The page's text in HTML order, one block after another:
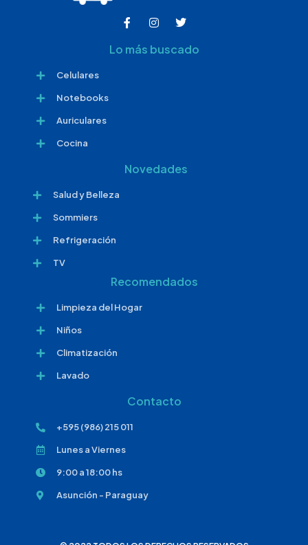
Lo más buscado
Celulares
Notebooks
Auriculares
Cocina
Novedades
Salud y Belleza
Sommiers
Refrigeración
TV
Recomendados
Limpieza del Hogar
Niños
Climatización
Lavado
Contacto
+595 (986) 215 011
Lunes a Viernes
9:00 a 18:00 hs
Asunción - Paraguay